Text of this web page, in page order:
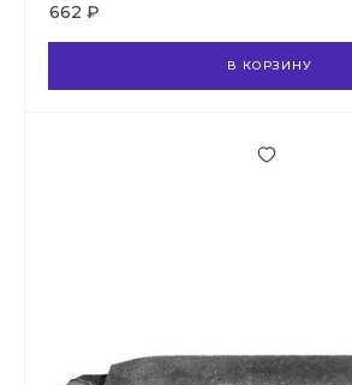
662 ₽
В КОРЗИНУ